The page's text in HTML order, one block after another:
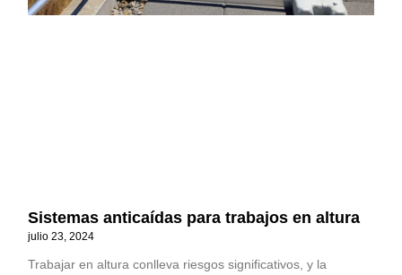
Sistemas anticaídas para trabajos en altura
julio 23, 2024
Trabajar en altura conlleva riesgos significativos, y la